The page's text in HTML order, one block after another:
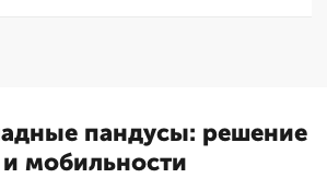
пандусы: решение
мобильности